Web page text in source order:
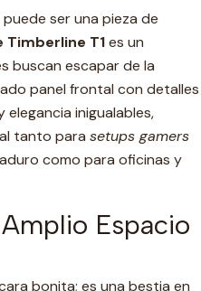
ser una pieza de
Timberline T1es un
buscan escapar de la
panel frontal con detalles
inigualables,
tanto para setups gamers
como para oficinas y
Espacio
bonita; es una bestia en